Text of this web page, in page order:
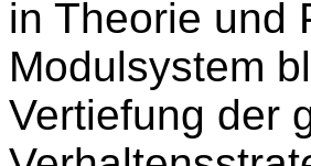
in Theorie und
Modulsystem
Vertiefung der